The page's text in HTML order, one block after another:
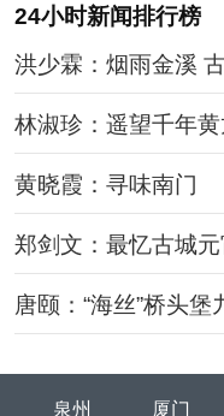
24小时新闻排行榜
洪少
林淑珍：遥望千年
黄晓霞：寻味南门
郑剑文：最忆古城
唐颐：“海丝”桥头堡
泉州 厦门